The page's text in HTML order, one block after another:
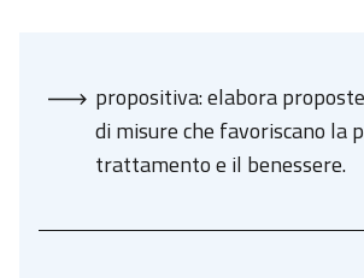
propositiva: elabora
di misure che favoriscano la
trattamento e il benessere.